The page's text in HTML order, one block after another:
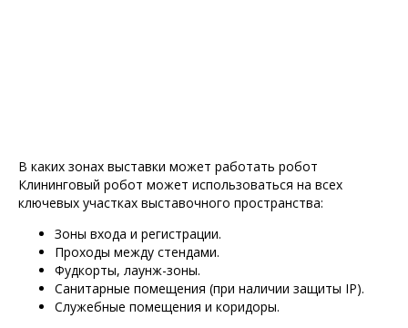
В каких зонах выставки может работать робот
Клининговый робот может использоваться на всех
ключевых участках выставочного пространства:
Зоны входа и регистрации.
Проходы между стендами.
Фудкорты, лаунж-зоны.
Санитарные помещения (при наличии защиты IP).
Служебные помещения и коридоры.